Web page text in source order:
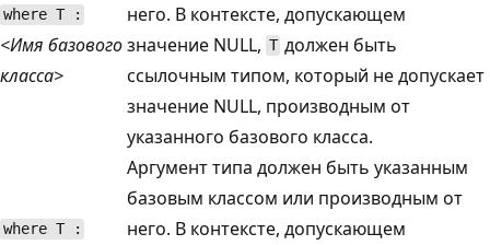
where T :
<Имя базового
класса>
него. В контексте, допускающем
значение NULL, T должен быть
ссылочным типом, который не допускает
значение NULL, производным от
указанного базового класса.
where T :
Аргумент типа должен быть указанным
базовым классом или производным от
него. В контексте, допускающем